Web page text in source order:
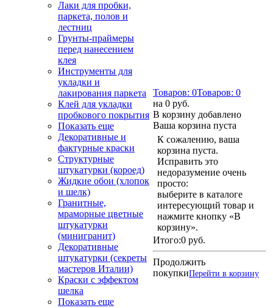
Лаки для пробки,
паркета, полов и
лестниц
Грунты-праймеры
перед нанесением
клея
Инструменты для
укладки и
лакирования паркета
Клей для укладки
пробкового покрытия
Показать еще
Декоративные и
фактурные краски
Структурные
штукатурки (короед)
Жидкие обои (хлопок
и шелк)
Гранитные,
мраморные цветные
штукатурки
(минигранит)
Декоративные
штукатурки (секреты
мастеров Италии)
Краски с эффектом
шелка
Показать еще
Товаров: 0Товаров: 0
на 0 руб.
В корзину добавлено
Ваша корзина пуста
К сожалению, ваша
корзина пуста.
Исправить это
недоразумение очень
просто:
выберите в каталоге
интересующий товар и
нажмите кнопку «В
корзину».
Итого:0 руб.
Продолжить
покупкиПерейти в корзину